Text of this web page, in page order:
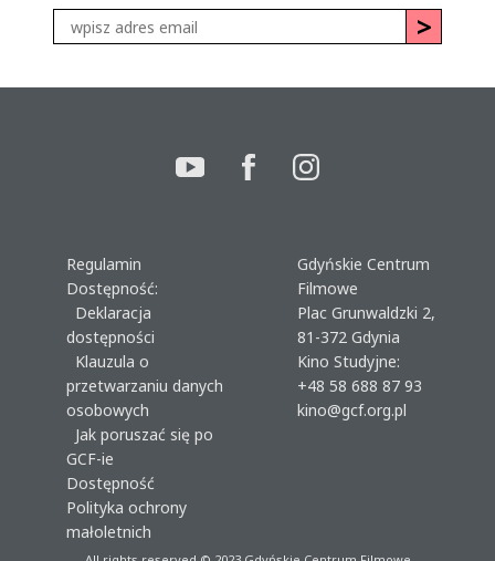
Regulamin
Dostępność:
Deklaracja
dostępności
Klauzula o
przetwarzaniu danych
osobowych
Jak poruszać się po
GCF-ie
Dostępność
Polityka ochrony
małoletnich
Gdyńskie Centrum
Filmowe
Plac Grunwaldzki 2,
81-372 Gdynia
Kino Studyjne:
+48 58 688 87 93
kino@gcf.org.pl